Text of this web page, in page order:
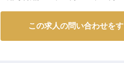
この求人の問い合わせを